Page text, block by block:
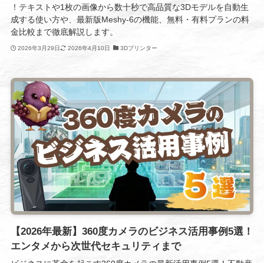
！テキストや1枚の画像から数十秒で高品質な3Dモデルを自動生
成する使い方や、最新版Meshy-6の機能、無料・有料プランの料
金比較まで徹底解説します。
2026年3月29日 2026年4月10日 3Dプリンター
【2026年最新】360度カメラのビジネス活用事例5選！
エンタメから次世代セキュリティまで